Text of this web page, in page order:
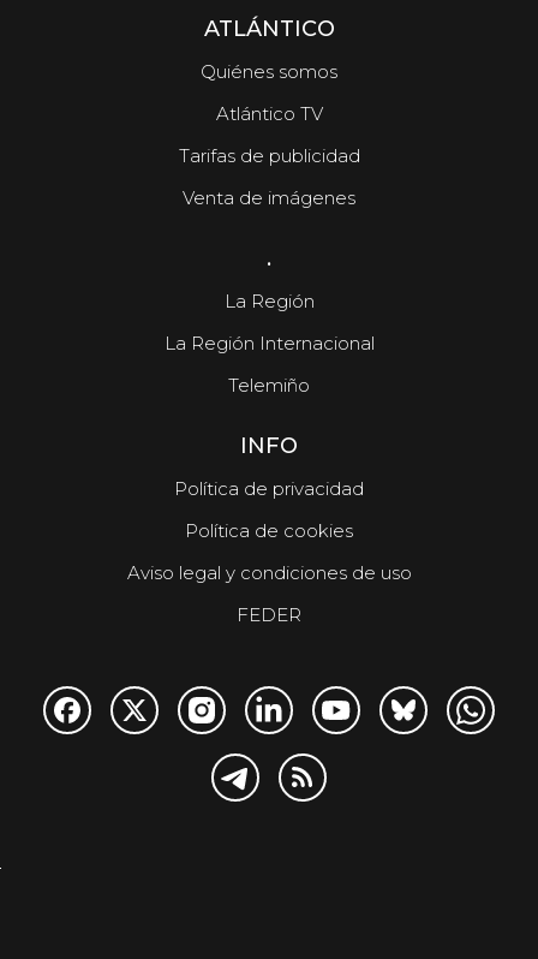
ATLÁNTICO
Quiénes somos
Atlántico TV
Tarifas de publicidad
Venta de imágenes
.
La Región
La Región Internacional
Telemiño
INFO
Política de privacidad
Política de cookies
Aviso legal y condiciones de uso
FEDER